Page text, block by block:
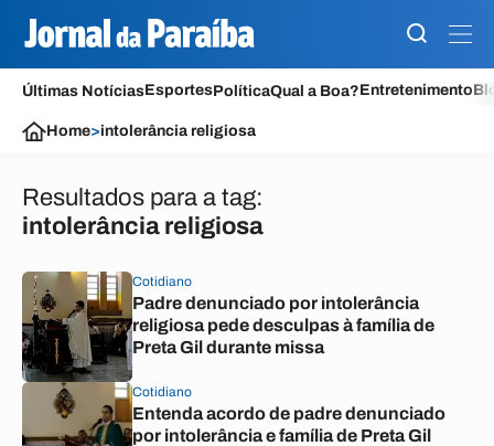
Últimas NotíciasEsportesPolíticaQual a Boa?Entretenimento
Home>intolerância religiosa
Resultados para a tag:
intolerância religiosa
Cotidiano
Padre denunciado por intolerância
religiosa pede desculpas à família de
Preta Gil durante missa
Cotidiano
Entenda acordo de padre denunciado
por intolerância e família de Preta Gil